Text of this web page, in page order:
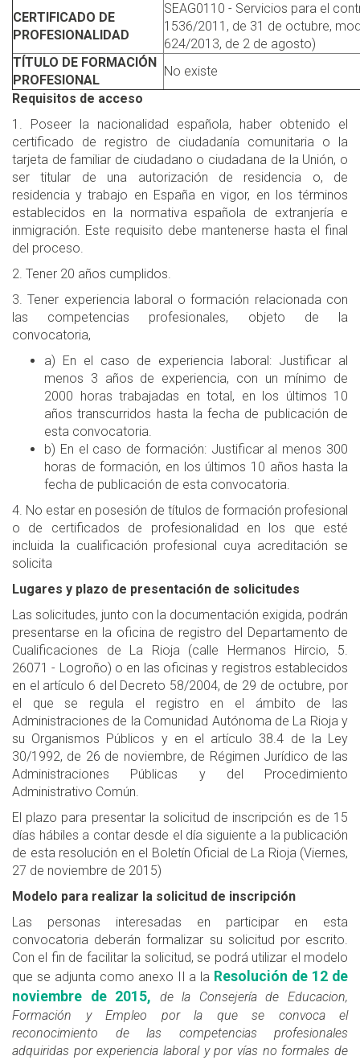
CERTIFICADO DE
PROFESIONALIDAD
SEAG0110 - Servicios para el
1536/2011, de 31 de octubre,
624/2013, de 2 de agosto)
TÍTULO DE FORMACIÓN
PROFESIONAL
No existe
Requisitos de acceso
1. Poseer la nacionalidad española, haber obtenido el
certificado de registro de ciudadanía comunitaria o la
tarjeta de familiar de ciudadano o ciudadana de la Unión, o
ser titular de una autorización de residencia o, de
residencia y trabajo en España en vigor, en los términos
establecidos en la normativa española de extranjería e
inmigración. Este requisito debe mantenerse hasta el final
del proceso.
2. Tener 20 años cumplidos.
3. Tener experiencia laboral o formación relacionada con
las competencias profesionales, objeto de la
convocatoria,
a) En el caso de experiencia laboral: Justificar al
menos 3 años de experiencia, con un mínimo de
2000 horas trabajadas en total, en los últimos 10
años transcurridos hasta la fecha de publicación de
esta convocatoria.
b) En el caso de formación: Justificar al menos 300
horas de formación, en los últimos 10 años hasta la
fecha de publicación de esta convocatoria.
4. No estar en posesión de títulos de formación profesional
o de certificados de profesionalidad en los que esté
incluida la cualificación profesional cuya acreditación se
solicita
Lugares y plazo de presentación de solicitudes
Las solicitudes, junto con la documentación exigida, podrán
presentarse en la oficina de registro del Departamento de
Cualificaciones de La Rioja (calle Hermanos Hircio, 5.
26071 - Logroño) o en las oficinas y registros establecidos
en el artículo 6 del Decreto 58/2004, de 29 de octubre, por
el que se regula el registro en el ámbito de las
Administraciones de la Comunidad Autónoma de La Rioja y
su Organismos Públicos y en el artículo 38.4 de la Ley
30/1992, de 26 de noviembre, de Régimen Jurídico de las
Administraciones Públicas y del Procedimiento
Administrativo Común.
El plazo para presentar la solicitud de inscripción es de 15
días hábiles a contar desde el día siguiente a la publicación
de esta resolución en el Boletín Oficial de La Rioja (Viernes,
27 de noviembre de 2015)
Modelo para realizar la solicitud de inscripción
Las personas interesadas en participar en esta
convocatoria deberán formalizar su solicitud por escrito.
Con el fin de facilitar la solicitud, se podrá utilizar el modelo
que se adjunta como anexo II a la Resolución de 12 de
noviembre de 2015,
de la Consejería de Educacion,
Formación y Empleo por la que se convoca el
reconocimiento de las competencias profesionales
adquiridas por experiencia laboral y por vías no formales de